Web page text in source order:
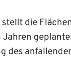
die
des